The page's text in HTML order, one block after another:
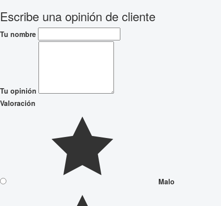
Escribe una opinión de cliente
Tu nombre
Tu opinión
Valoración
Malo